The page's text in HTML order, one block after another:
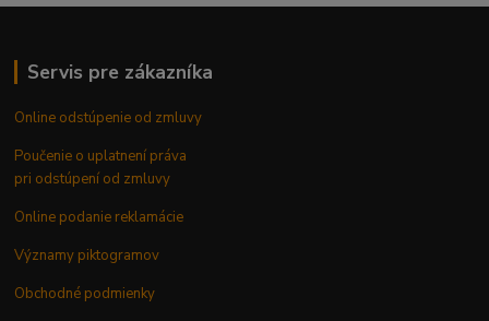
Servis pre zákazníka
Online odstúpenie od zmluvy
Poučenie o uplatnení práva
pri odstúpení od zmluvy
Online podanie reklamácie
Významy piktogramov
Obchodné podmienky